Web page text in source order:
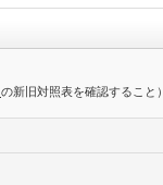
の新旧対照表を確認すること）